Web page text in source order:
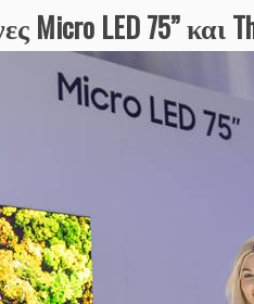
Micro LED 75” και